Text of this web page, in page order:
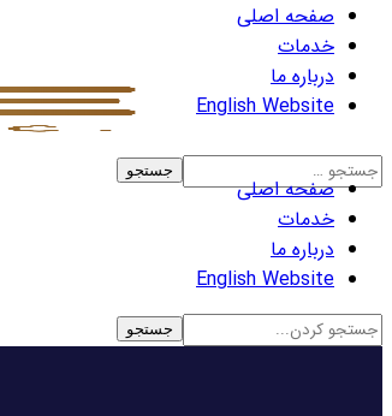
صفحه اصلی
خدمات
درباره ما
English Website
صفحه اصلی
خدمات
درباره ما
English Website